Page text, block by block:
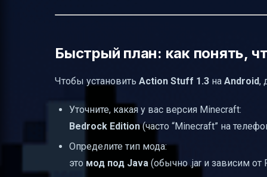
Быстрый план: как понять,
Чтобы установить Action Stuff 1.3 на Android,
Уточните, какая у вас версия Minecraft:
Bedrock Edition(часто “Minecraft” на
Определите тип мода:
это мод под Java (обычно .jar и зависим от